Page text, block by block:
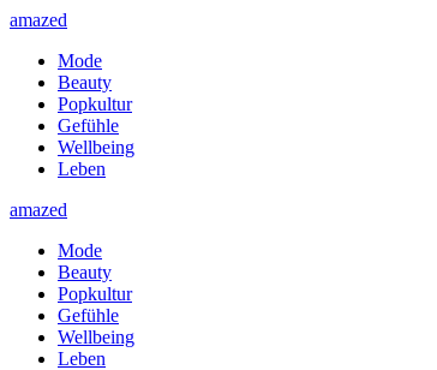
amazed
Mode
Beauty
Popkultur
Gefühle
Wellbeing
Leben
amazed
Mode
Beauty
Popkultur
Gefühle
Wellbeing
Leben